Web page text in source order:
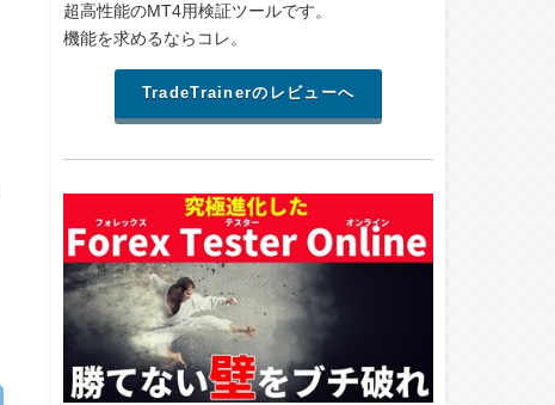
超高性能のMT4用検証ツールです。
機能を求めるならコレ。
TradeTrainerのレビューへ